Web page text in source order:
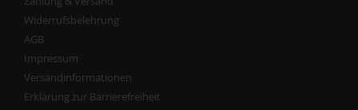
Widerrufsbelehrung
AGB
Impressum
Versandinformationen
Erklärung zur Barrierefreiheit